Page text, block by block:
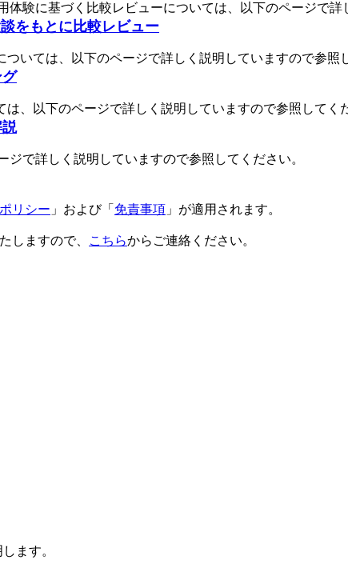
験に基づく比較レビューについては、以下のページで詳
をもとに比較レビュー
いては、以下のページで詳しく説明していますので参照
、以下のページで詳しく説明していますので参照してく
で詳しく説明していますので参照してください。
リシー 」および「 免責事項 」が適用されます。
しますので、 こちらからご連絡ください。
ます。